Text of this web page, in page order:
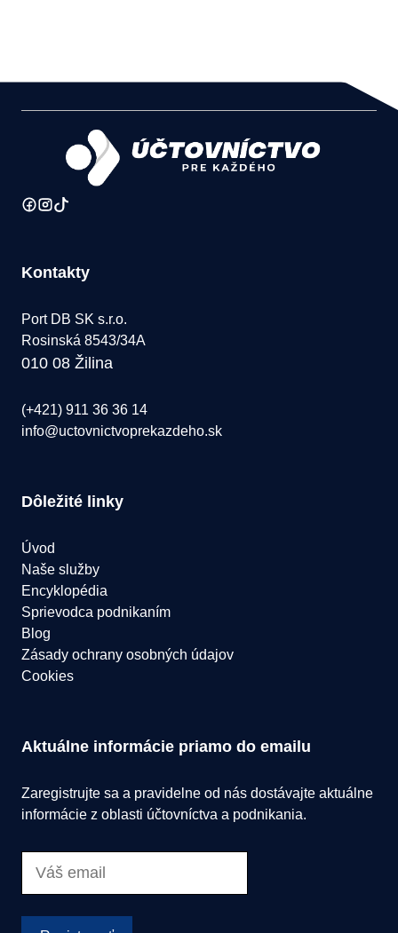
Kontakty
Port DB SK s.r.o.
Rosinská 8543/34A
010 08 Žilina
(+421) 911 36 36 14
info@uctovnictvoprekazdeho.sk
Dôležité linky
Úvod
Naše služby
Encyklopédia
Sprievodca podnikaním
Blog
Zásady ochrany osobných údajov
Cookies
Aktuálne informácie priamo do emailu
Zaregistrujte sa a pravidelne od nás dostávajte aktuálne
informácie z oblasti účtovníctva a podnikania.